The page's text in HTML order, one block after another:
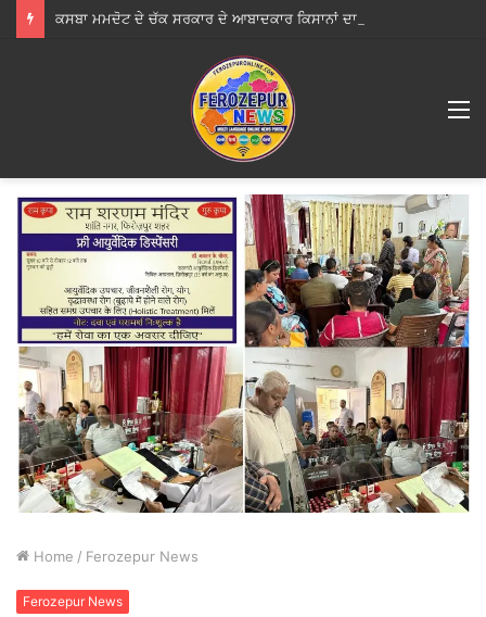
Home / Ferozepur News
Ferozepur News